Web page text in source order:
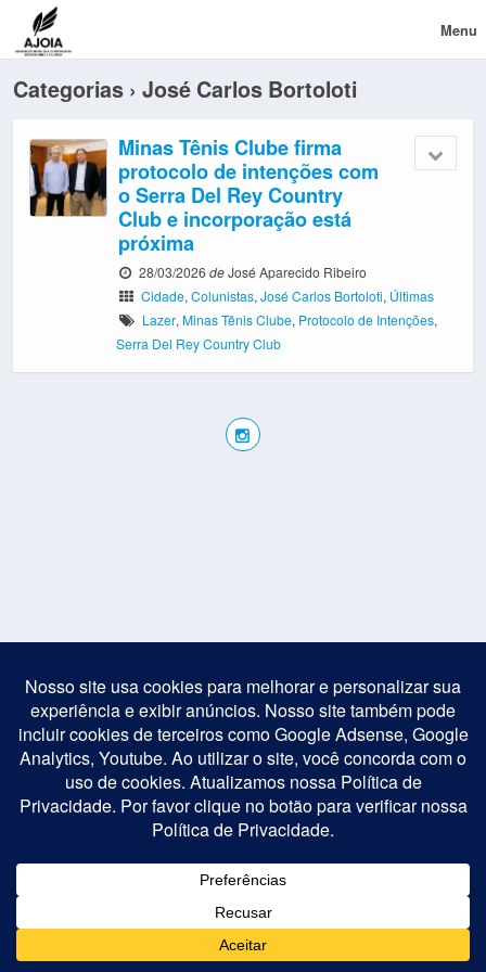
Menu
Categorias › José Carlos Bortoloti
Minas Tênis Clube firma
protocolo de intenções com
o Serra Del Rey Country
Club e incorporação está
próxima
28/03/2026deJosé Aparecido Ribeiro
Cidade,Colunistas,José Carlos Bortoloti, Últimas
Lazer, Minas Tênis Clube, Protocolo de Intenções,
Serra Del Rey Country Club